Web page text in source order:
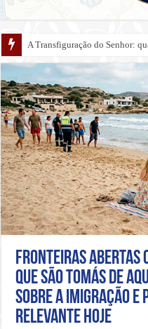
O véu, a balaustrada da
Fronteiras abertas
que São Tomás de
sobre a imigração e
relevante hoje